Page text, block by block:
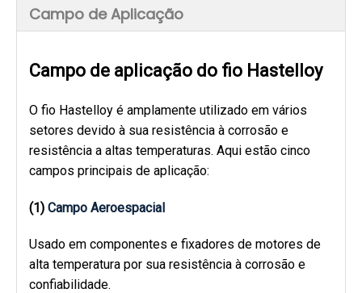
Campo de Aplicação
Campo de aplicação do fio Hastelloy
O fio Hastelloy é amplamente utilizado em vários
setores devido à sua resistência à corrosão e
resistência a altas temperaturas. Aqui estão cinco
campos principais de aplicação:
(1) Campo Aeroespacial
Usado em componentes e fixadores de motores de
alta temperatura por sua resistência à corrosão e
confiabilidade.